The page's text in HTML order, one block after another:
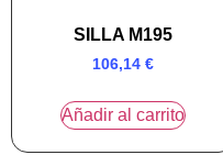
SILLA M195
106,14 €
Añadir al carrito